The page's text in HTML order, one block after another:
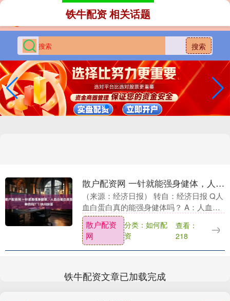
搜索
铁牛配资 相关话题
散户配资网 一针就能强身健体，人血白蛋白真是神药吗？丨快问快答
（来源：经济日报） 转自：经济日报 Q人
血白蛋白真的能强身健体吗？ A：人血白
蛋白是临床处方药，不是日常保健的营养
品。其核心用途是纠正低白蛋白血症，治
疗由肝硬化....
散户配资
网
分类：如何配
资
查看：
218
铁牛配资文章已加载完成